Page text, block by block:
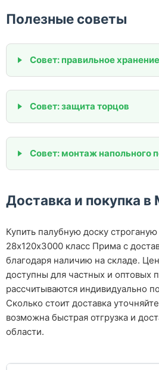
Полезные советы
Совет: правильное хранение
Совет: защита торцов
Совет: монтаж напольного
Доставка и покупка в
Купить палубную доску
28х120х3000 класс Прима с
благодаря наличию на складе.
доступны для частных и оптовых
рассчитываются индивидуально
Сколько стоит доставка
возможна быстрая отгрузка и
области.